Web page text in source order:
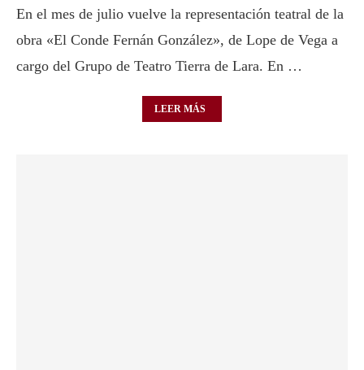
En el mes de julio vuelve la representación teatral de la
obra «El Conde Fernán González», de Lope de Vega a
cargo del Grupo de Teatro Tierra de Lara. En …
LEER MÁS